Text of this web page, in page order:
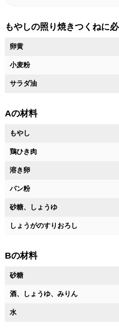
もやしの照り焼きつくねに
卵黄
小麦粉
サラダ油
Aの材料
もやし
鶏ひき肉
溶き卵
パン粉
砂糖、しょうゆ
しょうがのすりおろし
Bの材料
砂糖
酒、しょうゆ、みりん
水